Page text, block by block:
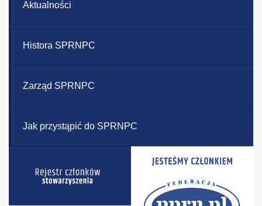
Aktualności
Histora SPRNPC
Zarząd SPRNPC
Jak przystąpić do SPRNPC